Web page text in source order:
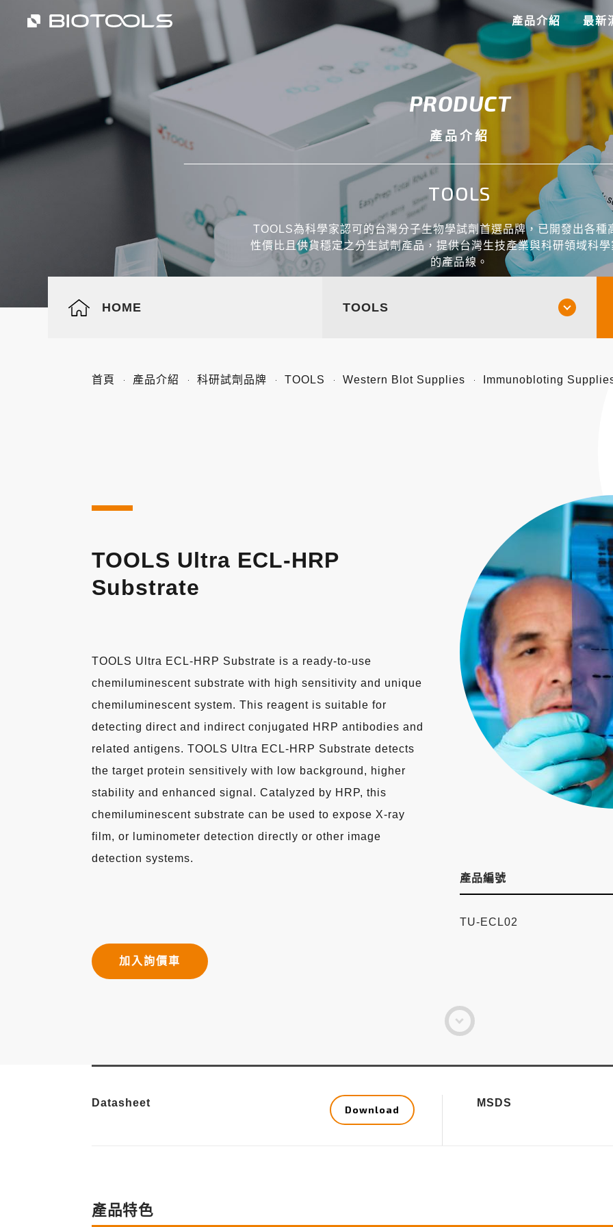
產品介紹 最新
PRODUCT
產品介紹
TOOLS
TOOLS為科學家認可的台灣分子生物學試劑首選品牌，已開發出各種
性價比且供貨穩定之分生試劑產品，提供台灣生技產業與科研領域科
的產品線。
HOME TOOLS
首頁 產品介紹 科研試劑品牌 TOOLS Western Blot Supplies Immunobloting
TOOLS Ultra ECL-HRP
Substrate
TOOLS Ultra ECL-HRP Substrate is a ready-to-use
chemiluminescent substrate with high sensitivity and unique
chemiluminescent system. This reagent is suitable for
detecting direct and indirect conjugated HRP antibodies and
related antigens. TOOLS Ultra ECL-HRP Substrate detects
the target protein sensitively with low background, higher
stability and enhanced signal. Catalyzed by HRP, this
chemiluminescent substrate can be used to expose X-ray
film, or luminometer detection directly or other image
detection systems.
加入詢價車
產品編號
TU-ECL02
Datasheet
Download
MSDS
產品特色